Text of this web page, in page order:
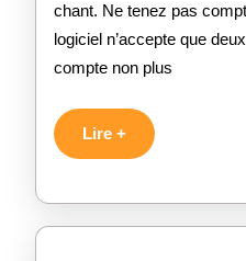
chant. Ne tenez pas
logiciel n’accepte que
compte non plus
Lire +